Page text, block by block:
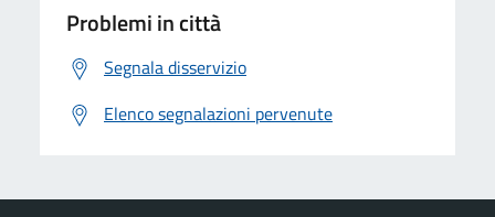
Problemi in città
Segnala disservizio
Elenco segnalazioni pervenute